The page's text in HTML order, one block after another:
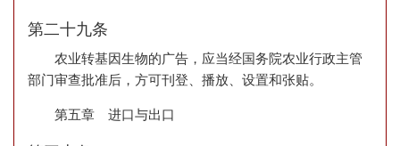
第二十九条
农业转基因生物的广告，应当经国务院农业行政主管
部门审查批准后，方可刊登、播放、设置和张贴。
第五章 进口与出口